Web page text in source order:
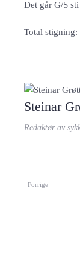
Det går G/S
Total stigning:
Steinar
Redaktør av
Forrige